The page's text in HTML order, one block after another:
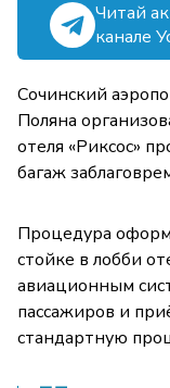
Читай
канале
Сочинский
Поляна
отеля «Риксос»
багаж
Процедура
стойке в лобби
авиационным
пассажиров и
стандартную